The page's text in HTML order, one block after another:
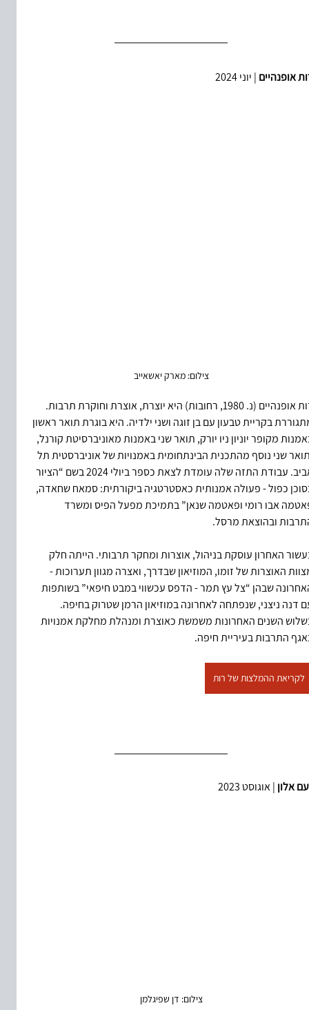
אופנהיים | יוני 2024
צילום: מארק יאשאייב
רות אופנהיים (נ. 1980, רחובות) היא יוצרת, אוצרת וחוקרת תרבות.
בקריית טבעון עם בן זוגה ושני ילדיה. היא בוגרת תואר ראשון
מקופר יוניון ניו יורק, תואר שני באמנות מאוניברסיטת קורנל,
שני נוסף מהתכנית הבינתחומית באמנויות של אוניברסטית תל
אביב. עבודת התזה שלה עומדת לצאת כספר ביולי 2024 בשם “הציור
כפול - פעולה אמנותית כאסטרטגיה ביקורתית: סמאח שחאדה,
אבו רומי ופאטמה שנאן” בתמיכת מפעל הפיס ומשרד
ובהוצאת מרסל.
האחרון עוסקת בניהול, אוצרות ומחקר תרבותי. הייתה חלק
האוצרות של זומו, המוזיאון שבדרך, ואצרה מגוון תערוכות -
שבהן “צל עץ תמר - הדפס עכשווי במבט חיפאי” בשותפות
דנה ניצני, שנפתחה לאחרונה במוזיאון הרמן שטרוק בחיפה.
השנים האחרונות משמשת כאוצרת ומנהלת מחלקת אמנויות
התרבות בעיריית חיפה.
לקריאת ההמלצות של רות
אלון | אוגוסט 2023
צילום: דן שפיגלמן